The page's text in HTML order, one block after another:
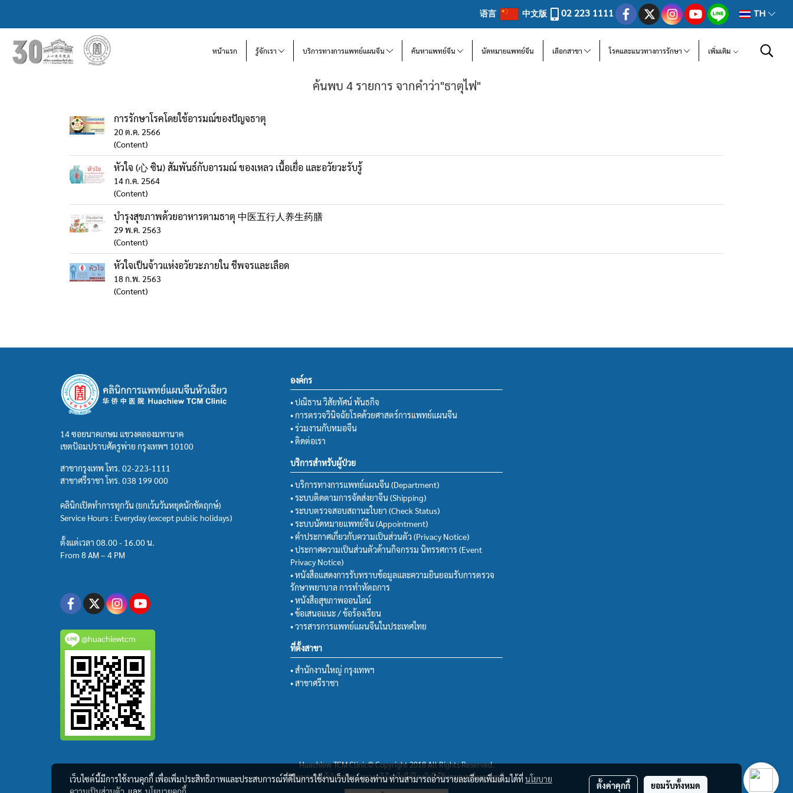
语言 中文版 02 223 1111 TH
หน้าแรก รู้จักเรา บริการทางการแพทย์แผนจีน ค้นหาแพทย์จีน นัดหมายแพทย์จีน เลือกสาขา โรคและแนวทางการรักษา เพิ่มเติม
ค้นพบ 4 รายการ จากคำว่า"ธาตุไฟ"
การรักษาโรคโดยใช้อารมณ์ของปัญจธาตุ
20 ต.ค. 2566
(Content)
หัวใจ (心 ซิน) สัมพันธ์กับอารมณ์ ของเหลว เนื้อเยื่อ และอวัยวะรับรู้
14 ก.ค. 2564
(Content)
บำรุงสุขภาพด้วยอาหารตามธาตุ 中医五行人养生药膳
29 พ.ค. 2563
(Content)
หัวใจเป็นจ้าวแห่งอวัยวะภายใน ชีพจรและเลือด
18 ก.พ. 2563
(Content)
14 ซอยนาคเกษม แขวงคลองมหานาค
เขตป้อมปราบศัตรูพ่าย กรุงเทพฯ 10100
สาขากรุงเทพ โทร. 02-223-1111
สาขาศรีราชา โทร. 038 199 000
คลินิกเปิดทำการทุกวัน (ยกเว้นวันหยุดนักขัตฤกษ์)
Service Hours : Everyday (except public holidays)
ตั้งแต่เวลา 08.00 - 16.00 น.
From 8 AM – 4 PM
@huachiewtcm
องค์กร
• ปณิธาน วิสัยทัศน์ พันธกิจ
• การตรวจวินิจฉัยโรคด้วยศาสตร์การแพทย์แผนจีน
• ร่วมงานกับหมอจีน
• ติดต่อเรา
บริการสำหรับผู้ป่วย
• บริการทางการแพทย์แผนจีน (Department)
• ระบบติดตามการจัดส่งยาจีน (Shipping)
• ระบบตรวจสอบสถานะใบยา (Check Status)
• ระบบนัดหมายแพทย์จีน (Appointment)
• คำประกาศเกี่ยวกับความเป็นส่วนตัว (Privacy Notice)
• ประกาศความเป็นส่วนตัวด้านกิจกรรม นิทรรศการ (Event
Privacy Notice)
• หนังสือแสดงการรับทราบข้อมูลและความยินยอมรับการตรวจ
รักษาพยาบาล การทำหัตถการ
• หนังสือสุขภาพออนไลน์
• ข้อเสนอแนะ / ข้อร้องเรียน
• วารสารการแพทย์แผนจีนในประเทศไทย
ที่ตั้งสาขา
• สำนักงานใหญ่ กรุงเทพฯ
• สาขาศรีราชา
Huachiew TCM Clinic© Copyright 2018 All Rights Reserved.
ไม่อนุญาตให้นำภาพของทางคลินิกฯไปใช้โดยไม่ได้รับอนุญาตในทุกกรณี
เว็บไซต์นี้มีการใช้งานคุกกี้ เพื่อเพิ่มประสิทธิภาพและประสบการณ์ที่ดีในการใช้งานเว็บไซต์ของท่าน ท่านสามารถอ่านรายละเอียดเพิ่มเติมได้ที่นโยบาย
ตั้งค่าคุกกี้ ยอมรับทั้งหมด